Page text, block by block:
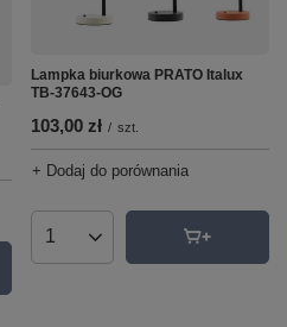
Lampka biurkowa PRATO Italux
TB-37643-OG
103,00 zł / szt.
+ Dodaj do porównania
Ilość produktów